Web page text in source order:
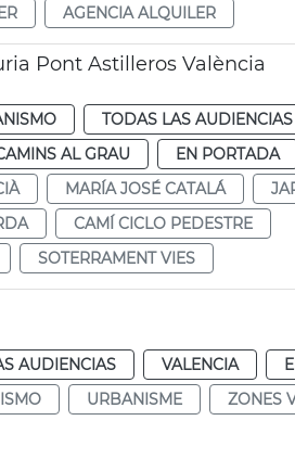
AGENCIA ALQUILER
Pont Astilleros València
TODAS LAS AUDIENCIAS
AL GRAU
EN PORTADA
MARÍA JOSÉ CATALÁ
CAMÍ CICLO PEDESTRE
SOTERRAMENT VIES
AUDIENCIAS VALENCIA
URBANISME
ZONES